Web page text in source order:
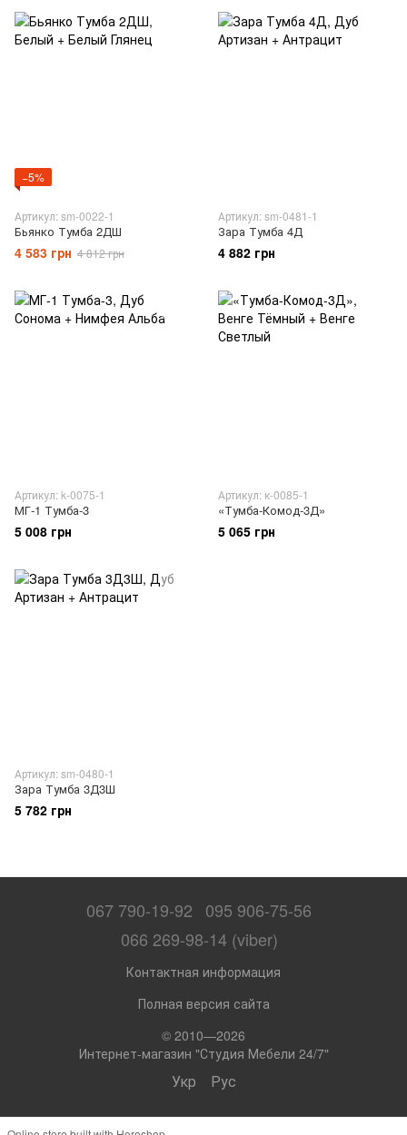
−5%
Артикул: sm-0022-1
Бьянко Тумба 2ДШ
4 583 грн 4 812 грн
Артикул: sm-0481-1
Зара Тумба 4Д
4 882 грн
Артикул: k-0075-1
МГ-1 Тумба-3
5 008 грн
Артикул: к-0085-1
«Тумба-Комод-3Д»
5 065 грн
Артикул: sm-0480-1
Зара Тумба 3Д3Ш
5 782 грн
067 790-19-92
095 906-75-56
066 269-98-14 (viber)
Контактная информация
Полная версия сайта
© 2010—2026
Интернет-магазин "Студия Мебели 24/7"
Укр Рус